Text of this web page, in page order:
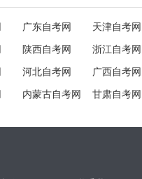
广东自考网 天津自考网
陕西自考网 浙江自考网
河北自考网 广西自考网
内蒙古自考网 甘肃自考网